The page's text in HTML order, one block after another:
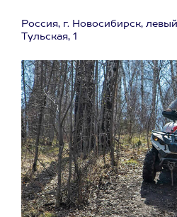
Россия, г. Новосибирск,
Тульская, 1